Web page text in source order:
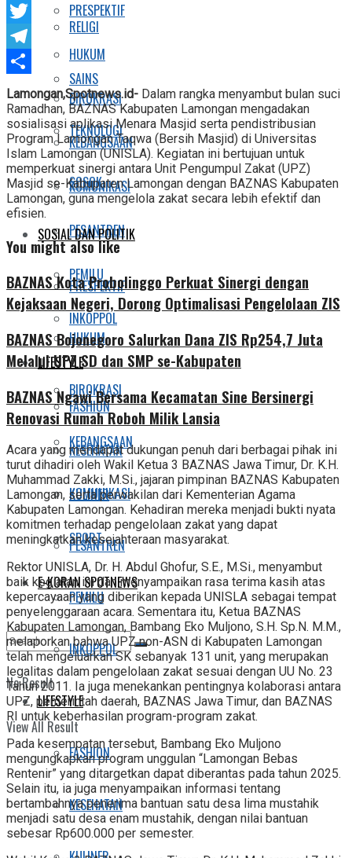
PRESPEKTIF
HUKUM
BIROKRASI
KEBANGSAAN
KOMUNIKASI
PESANTREN
PEMILU
INKOPPOL
LIFESTYLE
FASHION
KESEHATAN
KULINER
SPORT
E-KORAN SPOTNEWS
No Result
View All Result
RELIGI
SAINS
TEKNOLOGI
SOSOK
SOSIAL DAN POLITIK
PRESPEKTIF
HUKUM
BIROKRASI
KEBANGSAAN
KOMUNIKASI
PESANTREN
PEMILU
INKOPPOL
LIFESTYLE
FASHION
KESEHATAN
Facebook
Twitter
Telegram
Share
Lamongan,Spotnews.id- Dalam rangka menyambut bulan suci
Ramadhan, BAZNAS Kabupaten Lamongan mengadakan
sosialisasi aplikasi Menara Masjid serta pendistribusian
Program Lamongan Taqwa (Bersih Masjid) di Universitas
Islam Lamongan (UNISLA). Kegiatan ini bertujuan untuk
memperkuat sinergi antara Unit Pengumpul Zakat (UPZ)
Masjid se-Kabupaten Lamongan dengan BAZNAS Kabupaten
Lamongan, guna mengelola zakat secara lebih efektif dan
efisien.
You might also like
BAZNAS Kota Probolinggo Perkuat Sinergi dengan
Kejaksaan Negeri, Dorong Optimalisasi Pengelolaan ZIS
BAZNAS Bojonegoro Salurkan Dana ZIS Rp254,7 Juta
Melalui UPZ SD dan SMP se-Kabupaten
BAZNAS Ngawi Bersama Kecamatan Sine Bersinergi
Renovasi Rumah Roboh Milik Lansia
Acara yang mendapat dukungan penuh dari berbagai pihak ini
turut dihadiri oleh Wakil Ketua 3 BAZNAS Jawa Timur, Dr. K.H.
Muhammad Zakki, M.Si., jajaran pimpinan BAZNAS Kabupaten
Lamongan, serta perwakilan dari Kementerian Agama
Kabupaten Lamongan. Kehadiran mereka menjadi bukti nyata
komitmen terhadap pengelolaan zakat yang dapat
meningkatkan kesejahteraan masyarakat.
Rektor UNISLA, Dr. H. Abdul Ghofur, S.E., M.Si., menyambut
baik kegiatan ini dan menyampaikan rasa terima kasih atas
kepercayaan yang diberikan kepada UNISLA sebagai tempat
penyelenggaraan acara. Sementara itu, Ketua BAZNAS
Kabupaten Lamongan, Bambang Eko Muljono, S.H. Sp.N. M.M.,
melaporkan bahwa UPZ non-ASN di Kabupaten Lamongan
telah mengeluarkan SK sebanyak 131 unit, yang merupakan
legalitas dalam pengelolaan zakat sesuai dengan UU No. 23
Tahun 2011. Ia juga menekankan pentingnya kolaborasi antara
UPZ, pemerintah daerah, BAZNAS Jawa Timur, dan BAZNAS
RI untuk keberhasilan program-program zakat.
Pada kesempatan tersebut, Bambang Eko Muljono
mengungkapkan program unggulan “Lamongan Bebas
Rentenir” yang ditargetkan dapat diberantas pada tahun 2025.
Selain itu, ia juga menyampaikan informasi tentang
bertambahnya penerima bantuan satu desa lima mustahik
menjadi satu desa enam mustahik, dengan nilai bantuan
sebesar Rp600.000 per semester.